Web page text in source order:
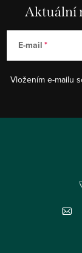
Aktuální
E-mail
Vložením e-mailu